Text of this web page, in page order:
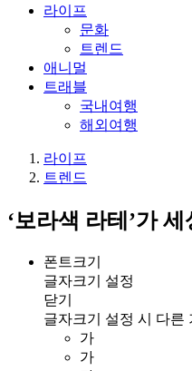
라이프
문화
트렌드
애니멀
트래블
국내여행
해외여행
라이프
트렌드
‘보라색 라테’가
폰트크기
글자크기 설정
닫기
글자크기 설정 시 다른
가
가